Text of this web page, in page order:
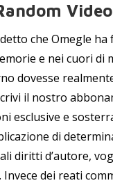
che Omegle
e nei cuori di
dovesse
il nostro
esclusive e
di
diritti d’autore,
dei reati